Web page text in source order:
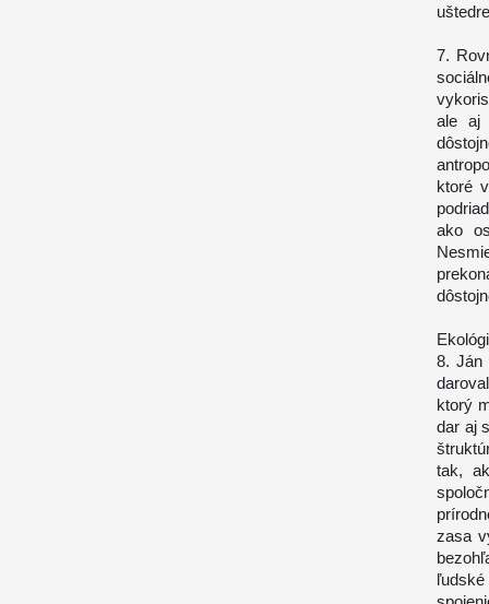
7.
ale aj
ktoré
ako
8. Ján
ktorý
dar aj
tak,
zasa